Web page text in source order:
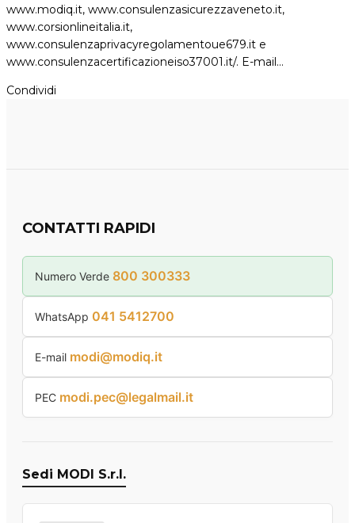
www.modiq.it, www.consulenzasicurezzaveneto.it,
www.corsionlineitalia.it,
www.consulenzaprivacyregolamentoue679.it e
www.consulenzacertificazioneiso37001.it/. E-mail…
Condividi
CONTATTI RAPIDI
Numero Verde 800 300333
WhatsApp 041 5412700
E-mail modi@modiq.it
PEC modi.pec@legalmail.it
Sedi MODI S.r.l.